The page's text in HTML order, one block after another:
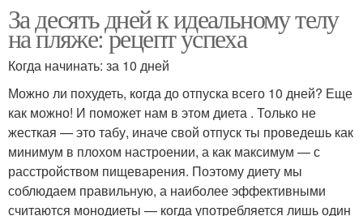
За десять дней к идеальному телу
на пляже: рецепт успеха
Когда начинать: за 10 дней
Можно ли похудеть, когда до отпуска всего 10 дней? Еще
как можно! И поможет нам в этом диета . Только не
жесткая — это табу, иначе свой отпуск ты проведешь как
минимум в плохом настроении, а как максимум — с
расстройством пищеварения. Поэтому диету мы
соблюдаем правильную, а наиболее эффективными
считаются монодиеты — когда употребляется лишь один